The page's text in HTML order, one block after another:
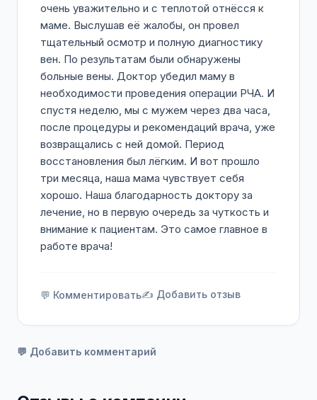
очень уважительно и с теплотой отнёсся к
маме. Выслушав её жалобы, он провел
тщательный осмотр и полную диагностику
вен. По результатам были обнаружены
больные вены. Доктор убедил маму в
необходимости проведения операции РЧА. И
спустя неделю, мы с мужем через два часа,
после процедуры и рекомендаций врача, уже
возвращались с ней домой. Период
восстановления был лёгким. И вот прошло
три месяца, наша мама чувствует себя
хорошо. Наша благодарность доктору за
лечение, но в первую очередь за чуткость и
внимание к пациентам. Это самое главное в
работе врача!
💬 Комментировать✍️ Добавить отзыв
💬 Добавить комментарий